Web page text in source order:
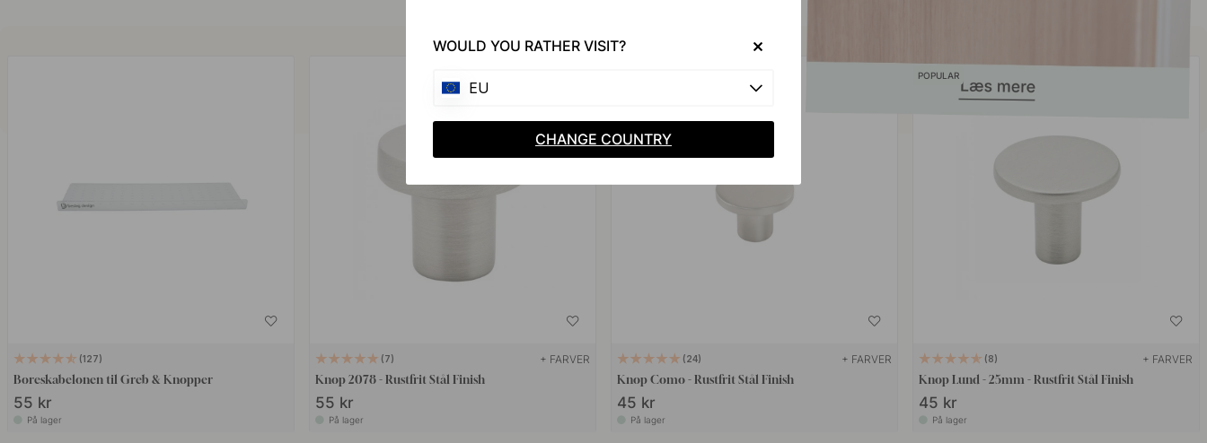
Køb sammen med
127
Boreskabelonen til Greb & Knopper
55 kr
På lager
7 + FARVER
Knop 2078 - Rustfrit Stål Finish
55 kr
På lager
24 + FARVER
Knop Como - Rustfrit Stål Finish
45 kr
På lager
POPULAR
8 + FARVER
Knop Lund - 25mm - Rustfrit Stål Finish
45 kr
På lager
WOULD YOU RATHER VISIT?
EU
CHANGE COUNTRY